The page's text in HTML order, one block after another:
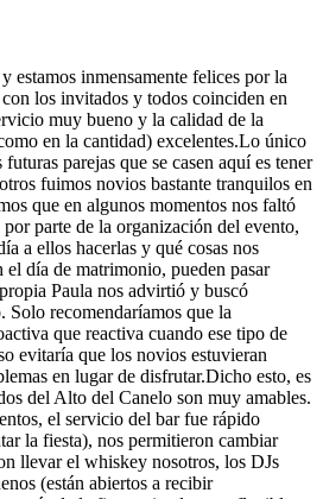
estamos inmensamente felices por la
los invitados y todos coinciden en
muy bueno y la calidad de la
en la cantidad) excelentes.Lo único
parejas que se casen aquí es tener
fuimos novios bastante tranquilos en
que en algunos momentos nos faltó
parte de la organización del evento,
a ellos hacerlas y qué cosas nos
el día de matrimonio, pueden pasar
Paula nos advirtió y buscó
Solo recomendaríamos que la
que reactiva cuando ese tipo de
evitaría que los novios estuvieran
en lugar de disfrutar.Dicho esto, es
del Alto del Canelo son muy amables.
el servicio del bar fue rápido
la fiesta), nos permitieron cambiar
llevar el whiskey nosotros, los DJs
(están abiertos a recibir